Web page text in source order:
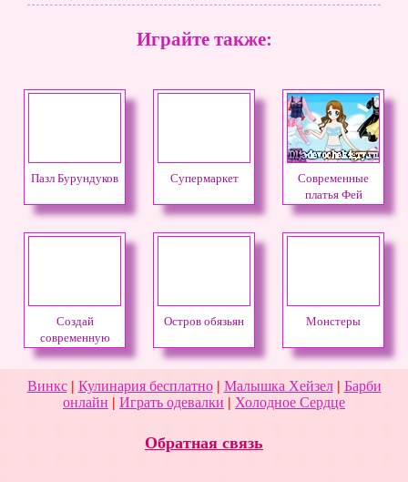
Играйте также:
Пазл Бурундуков Супермаркет
Современные
платья Фей
Создай
современную
комнату
Остров обязьян Монстеры
Винкс| Кулинария бесплатно| Малышка Хейзел| Барби
онлайн | Играть одевалки | Холодное Сердце
Обратная связь